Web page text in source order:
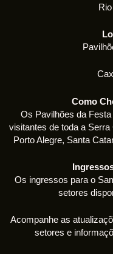
Como
Os Pavilhões da
visitantes de toda a
Porto Alegre, Santa
Os ingressos para o
setores
Acompanhe as
setores e